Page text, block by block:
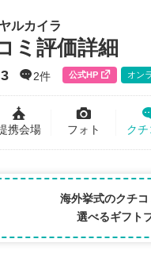
ルカイラ
ミ評価詳細
2件 公式HP オン
携会場 フォト クチ
海外挙式のクチ
選べるギフト